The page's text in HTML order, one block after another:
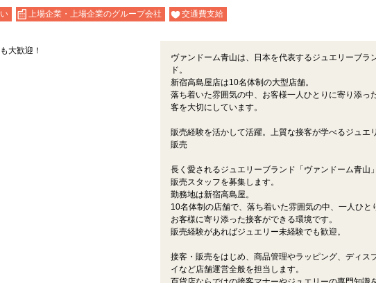
上場企業・上場企業のグループ会社 交通費支給
大歓迎！
ヴァンドーム青山は、日本を代表するジュエリーブラ
ド。
新宿高島屋店は10名体制の大型店舗。
落ち着いた雰囲気の中、お客様一人ひとりに寄り添っ
客を大切にしています。
販売経験を活かして活躍。上質な接客が学べるジュエ
販売
長く愛されるジュエリーブランド「ヴァンドーム青山
販売スタッフを募集します。
勤務地は新宿高島屋。
10名体制の店舗で、落ち着いた雰囲気の中、一人ひと
お客様に寄り添った接客ができる環境です。
販売経験があればジュエリー未経験でも歓迎。
接客・販売をはじめ、商品管理やラッピング、ディス
イなど店舗運営全般を担当します。